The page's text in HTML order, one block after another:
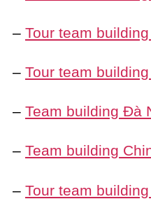
– Tour team
– Tour team
– Team building Đà
– Team building
– Tour team